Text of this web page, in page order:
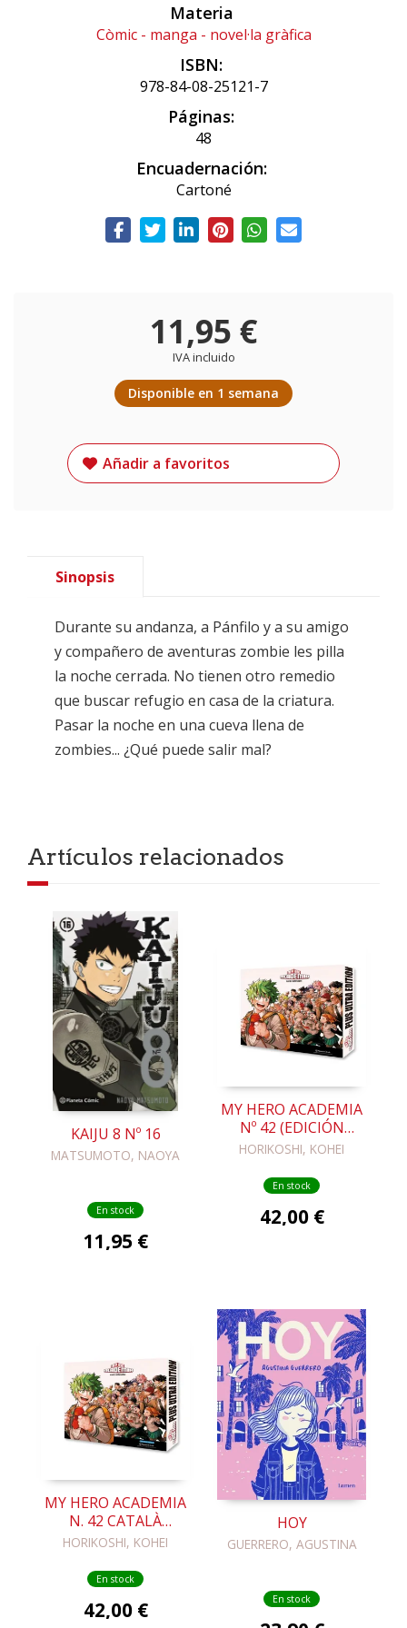
Materia
Còmic - manga - novel·la gràfica
ISBN:
978-84-08-25121-7
Páginas:
48
Encuadernación:
Cartoné
11,95 €
IVA incluido
Disponible en 1 semana
Añadir a favoritos
Sinopsis
Durante su andanza, a Pánfilo y a su amigo
y compañero de aventuras zombie les pilla
la noche cerrada. No tienen otro remedio
que buscar refugio en casa de la criatura.
Pasar la noche en una cueva llena de
zombies... ¿Qué puede salir mal?
Artículos relacionados
KAIJU 8 Nº 16
MATSUMOTO, NAOYA
En stock
11,95 €
MY HERO ACADEMIA
Nº 42 (EDICIÓN
ESPECIAL COFRE)
HORIKOSHI, KOHEI
En stock
42,00 €
MY HERO ACADEMIA
N. 42 CATALÀ
(EDICIÓ ESPECIAL
HORIKOSHI, KOHEI
En stock
42,00 €
HOY
GUERRERO, AGUSTINA
En stock